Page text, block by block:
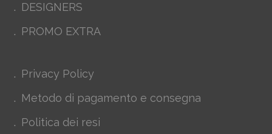
DESIGNERS
PROMO EXTRA
Privacy Policy
Metodo di pagamento e consegna
Politica dei resi